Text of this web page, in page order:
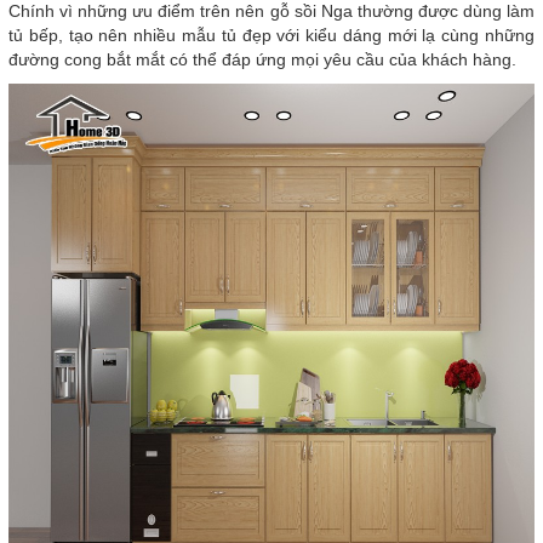
Chính vì những ưu điểm trên nên gỗ sồi Nga thường được dùng làm
tủ bếp, tạo nên nhiều mẫu tủ đẹp với kiểu dáng mới lạ cùng những
đường cong bắt mắt có thể đáp ứng mọi yêu cầu của khách hàng.